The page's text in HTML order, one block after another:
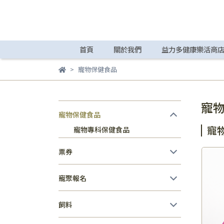
首頁 關於我們 益力多健康樂活商店
寵物保健食品
寵物保健食品
寵物專科保健食品
票券
寵聚報名
飼料
寵
寵